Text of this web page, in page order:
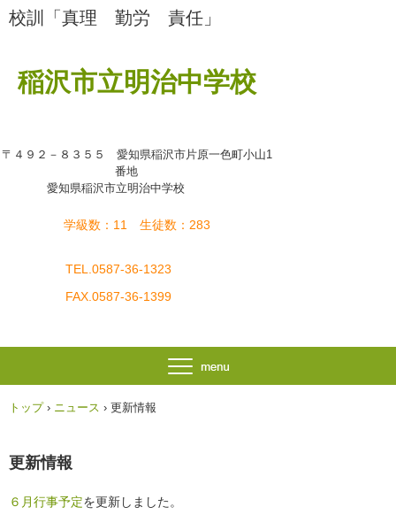
稲沢市立明治中学校
校訓「真理 勤労 責任」
〒４９２－８３５５ 愛知県稲沢市片原一色町小山1
番地
愛知県稲沢市立明治中学校
学級数：11 生徒数：283
TEL.0587-36-1323
FAX.0587-36-1399
トップ › ニュース › 更新情報
更新情報
６月行事予定を更新しました。